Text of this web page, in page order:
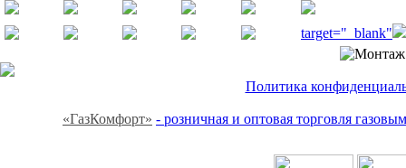
target="_blank"
Политика
«ГазКомфорт» - розничная и оптовая торговля